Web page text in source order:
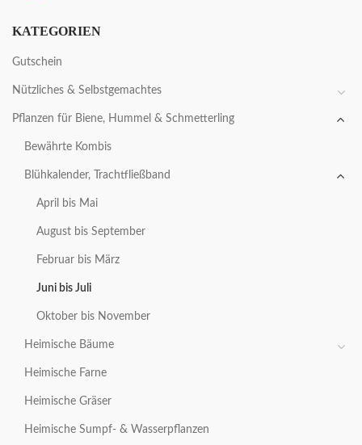
KATEGORIEN
Gutschein
Nützliches & Selbstgemachtes
Pflanzen für Biene, Hummel & Schmetterling
Bewährte Kombis
Blühkalender, Trachtfließband
April bis Mai
August bis September
Februar bis März
Juni bis Juli
Oktober bis November
Heimische Bäume
Heimische Farne
Heimische Gräser
Heimische Sumpf- & Wasserpflanzen